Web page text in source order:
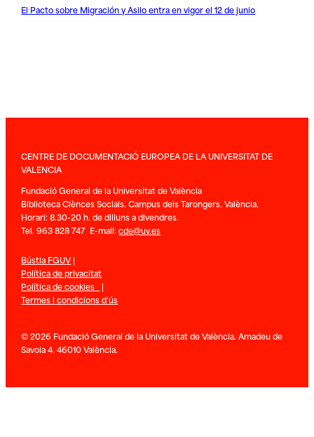
El Pacto sobre Migración y Asilo entra en vigor el 12 de junio
CENTRE DE DOCUMENTACIÓ EUROPEA DE LA UNIVERSITAT DE
VALENCIA
Fundació General de la Universitat de València
Biblioteca Ciènces Socials. Campus dels Tarongers. València.
Horari: 8.30-20 h. de dilluns a divendres.
Tel. 963 828 747 E-mail:cde@uv.es
Bústia FGUV|
Política de privacitat
Política de cookies |
Termes i condicions d’ús
© 2026 Fundació General de la Universitat de València. Amadeu de
Savoia 4. 46010 València.